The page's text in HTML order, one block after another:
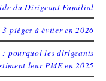
du Dirigeant Familial
pièges à éviter en 2026
pourquoi les dirigeants
leur PME en 2025